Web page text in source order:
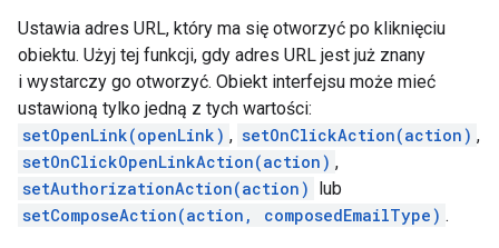
Ustawia adres URL, który ma się otworzyć po kliknięciu
obiektu. Użyj tej funkcji, gdy adres URL jest już znany
i wystarczy go otworzyć. Obiekt interfejsu może mieć
ustawioną tylko jedną z tych wartości:
setOpenLink(openLink) , setOnClickAction(action) ,
setOnClickOpenLinkAction(action) ,
setAuthorizationAction(action) lub
setComposeAction(action, composedEmailType) .